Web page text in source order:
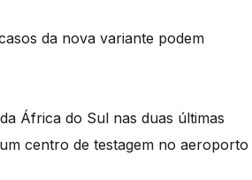
da nova variante podem
África do Sul nas duas últimas
centro de testagem no aeroporto